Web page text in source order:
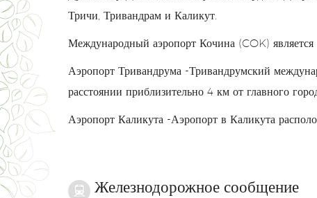
Тричи, Тривандрам и Каликут.
Международный аэропорт Кочина (COK)
Аэропорт Тривандрума -Тривандрумский
расстоянии приблизительно 4 км от главного
Аэропорт Каликута -Аэропорт в Каликута
Железнодорожное сообщение